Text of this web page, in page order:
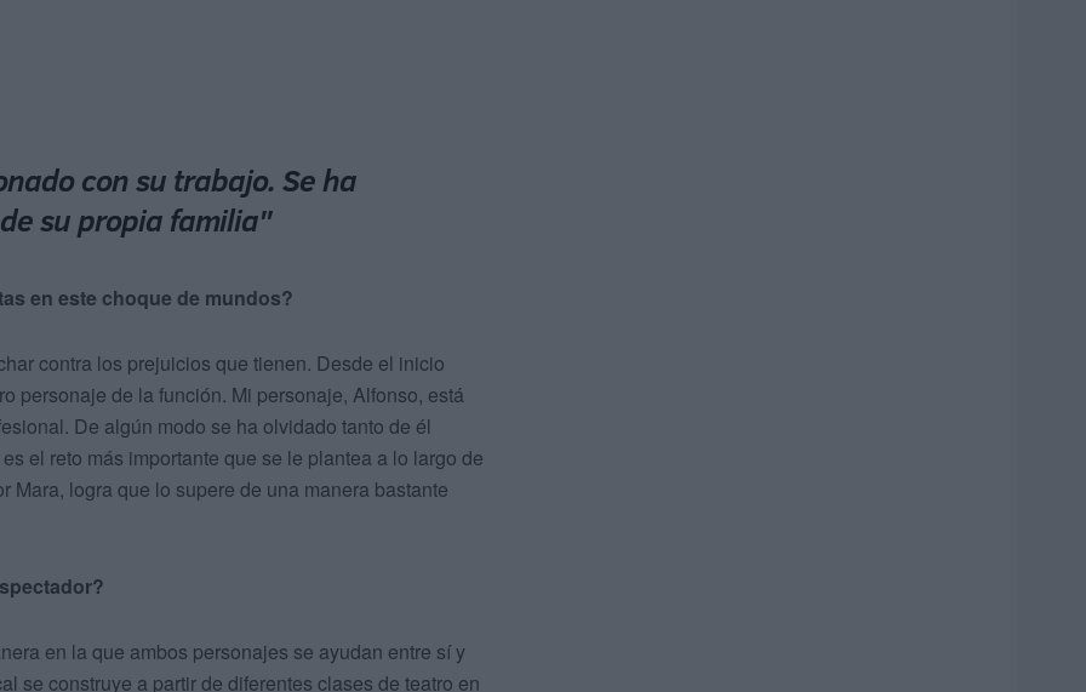
con su trabajo. Se ha
su propia familia"
en este choque de mundos?
contra los prejuicios que tienen. Desde el inicio
personaje de la función. Mi personaje, Alfonso, está
De algún modo se ha olvidado tanto de él
el reto más importante que se le plantea a lo largo de
Mara, logra que lo supere de una manera bastante
en la que ambos personajes se ayudan entre sí y
se construye a partir de diferentes clases de teatro en